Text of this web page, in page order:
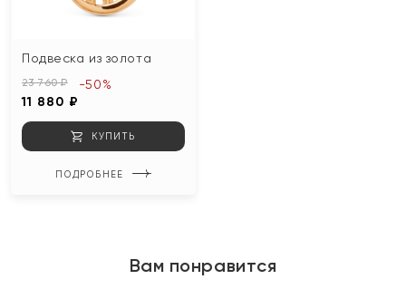
Подвеска из золота
23 760 ₽
11 880 ₽
-50%
КУПИТЬ
ПОДРОБНЕЕ
Вам понравится